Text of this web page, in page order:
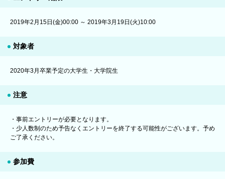
2019年2月15日(金)00:00 ～ 2019年3月19日(火)10:00
対象者
2020年3月卒業予定の大学生・大学院生
注意
・事前エントリーが必要となります。
・少人数制のため予告なくエントリーを終了する可能性がございます。予め
ご了承ください。
参加費